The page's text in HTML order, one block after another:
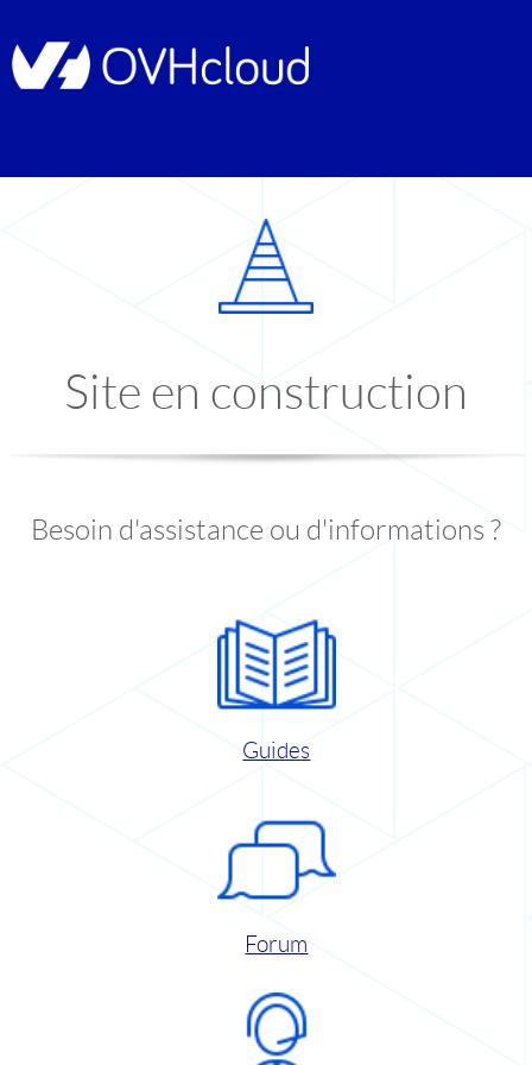
Site en construction
Besoin d'assistance ou d'informations ?
Guides
Forum